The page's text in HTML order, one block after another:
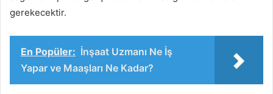
gerekecektir.
En Popüler: İnşaat Uzmanı Ne İş
Yapar ve Maaşları Ne Kadar?